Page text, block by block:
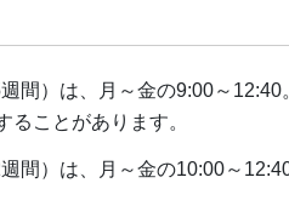
間）は、月～金の9:00～
ることがあります。
間）は、月～金の10:00～